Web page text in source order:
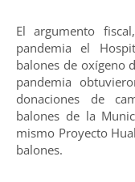
El argumento
pandemia el
balones de oxígeno
pandemia
donaciones de
balones de la
mismo Proyecto
balones.